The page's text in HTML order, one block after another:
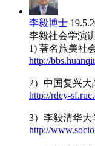
李毅博士
李毅社会学演
1) 著名旅美社
http://
2）中国复兴
http://rdcy-
3）李毅清华
http://